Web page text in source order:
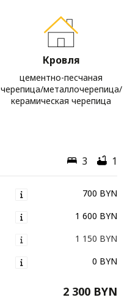
Кровля
цементно-песчаная
черепица/металлочерепица/
керамическая черепица
3 1
700 BYN
1 600 BYN
1 150 BYN
0 BYN
2 300 BYN